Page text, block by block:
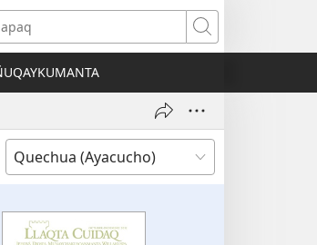
Maskanapaq